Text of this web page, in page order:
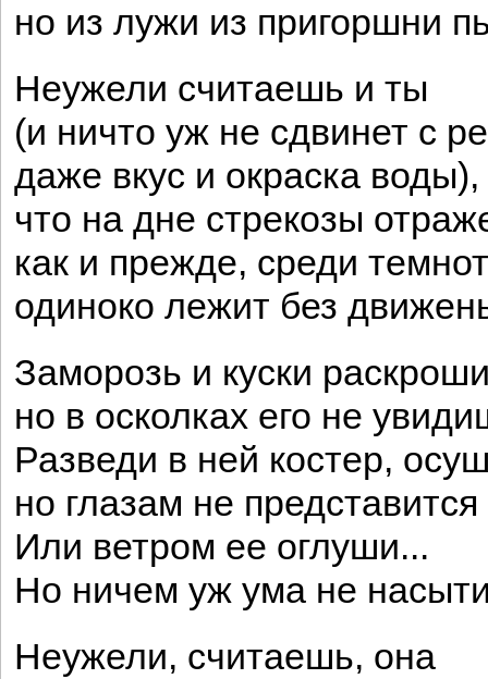
но из лужи из пригоршни
Неужели считаешь и ты
(и ничто уж не сдвинет с
даже вкус и окраска воды),
что на дне стрекозы
как и прежде, среди
одиноко лежит без
Заморозь и куски
но в осколках его не
Разведи в ней костер,
но глазам не
Или ветром ее оглуши...
Но ничем уж ума не
Неужели, считаешь, она